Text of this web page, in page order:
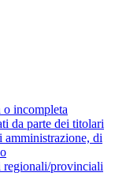
o incompleta
da parte dei titolari
di
provinciali